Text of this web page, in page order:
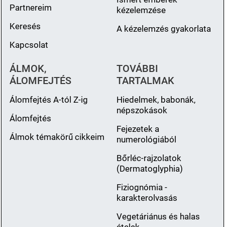
Partnereim
Keresés
Kapcsolat
kézelemzése
A kézelemzés gyakorlata
ÁLMOK,
ÁLOMFEJTÉS
Álomfejtés A-tól Z-ig
Álomfejtés
Álmok témakörű cikkeim
TOVÁBBI
TARTALMAK
Hiedelmek, babonák,
népszokások
Fejezetek a
numerológiából
Bőrléc-rajzolatok
(Dermatoglyphia)
Fiziognómia -
karakterolvasás
Vegetáriánus és halas